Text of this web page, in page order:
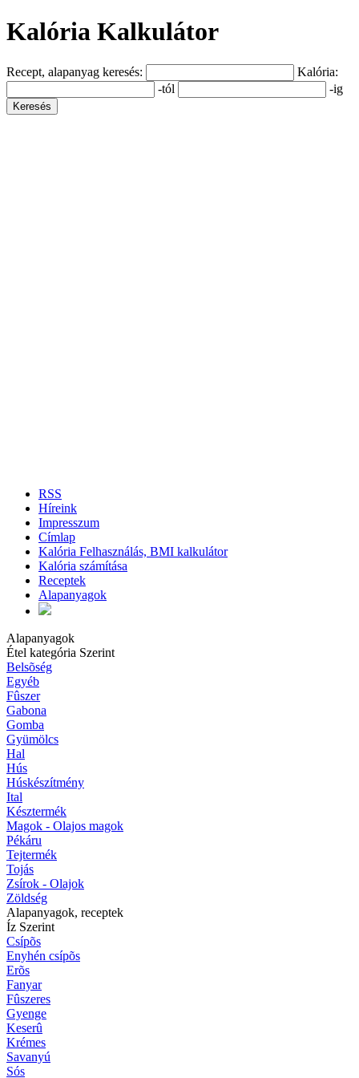
Kalória Kalkulátor
Recept, alapanyag keresés:
Kalória:
-tól
-ig
RSS
Híreink
Impresszum
Címlap
Kalória Felhasználás, BMI kalkulátor
Kalória számítása
Receptek
Alapanyagok
Alapanyagok
Étel kategória Szerint
Belsõség
Egyéb
Fûszer
Gabona
Gomba
Gyümölcs
Hal
Hús
Húskészítmény
Ital
Késztermék
Magok - Olajos magok
Pékáru
Tejtermék
Tojás
Zsírok - Olajok
Zöldség
Alapanyagok, receptek
Íz Szerint
Csípõs
Enyhén csípõs
Erõs
Fanyar
Fûszeres
Gyenge
Keserû
Krémes
Savanyú
Sós